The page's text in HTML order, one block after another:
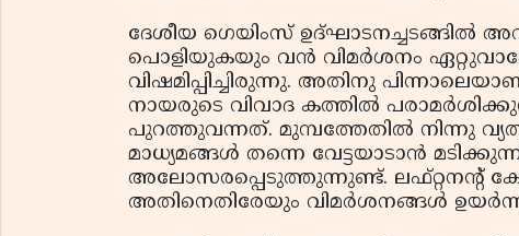
ദേശീയ ഗെയിംസ് ഉദ്ഘാടനച്ചടങ്ങില്‍
പൊളിയുകയും വന്‍ വിമര്‍ശനം
വിഷമിപ്പിച്ചിരുന്നു. അതിനു
നായരുടെ വിവാദ കത്തില്‍
പുറത്തുവന്നത്. മുമ്പത്തേതില്‍ നിന്നു
മാധ്യമങ്ങള്‍ തന്നെ വേട്ടയാടാന്‍
അലോസരപ്പെടുത്തുന്നുണ്ട്. ലഫ്റ്റനന്റ്
അതിനെതിരേയും വിമര്‍ശനങ്ങള്‍